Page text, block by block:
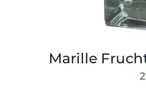
Marille